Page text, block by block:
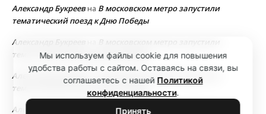
Александр Букреевна В московском метро запустили
тематический поезд к Дню Победы
Александр Букреев
В московском метро запустили
тематический поезд к Дню Победы
Александр Букреев
В московском метро запустили
тематический поезд к Дню Победы
Александр Букреев
В московском метро запустили
Мы используем файлы cookie для повышения
удобства работы с сайтом. Оставаясь на связи, вы
соглашаетесь с нашей Политикой
конфиденциальности.
Принять